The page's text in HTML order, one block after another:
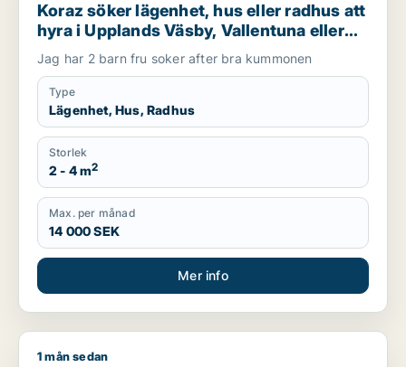
Koraz söker lägenhet, hus eller radhus att
hyra i Upplands Väsby, Vallentuna eller
Järfälla m.fl.
Jag har 2 barn fru soker after bra kummonen
Type
Lägenhet, Hus, Radhus
Storlek
2 - 4 m2
Max. per månad
14 000 SEK
Mer info
Heidi söker lägenhet att hyra i Stockholm
1 mån sedan